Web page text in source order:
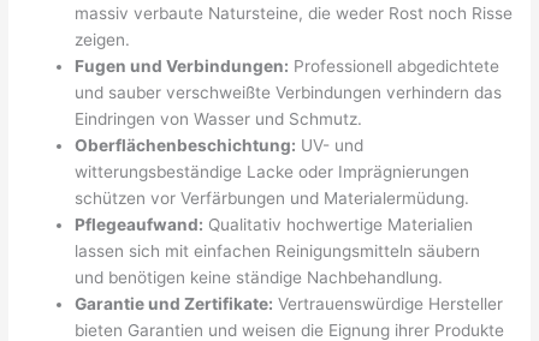
massiv verbaute Natursteine, die weder Rost noch Risse
zeigen.
Fugen und Verbindungen: Professionell abgedichtete
und sauber verschweißte Verbindungen verhindern das
Eindringen von Wasser und Schmutz.
Oberflächenbeschichtung: UV- und
witterungsbeständige Lacke oder Imprägnierungen
schützen vor Verfärbungen und Materialermüdung.
Pflegeaufwand: Qualitativ hochwertige Materialien
lassen sich mit einfachen Reinigungsmitteln säubern
und benötigen keine ständige Nachbehandlung.
Garantie und Zertifikate: Vertrauenswürdige Hersteller
bieten Garantien und weisen die Eignung ihrer Produkte